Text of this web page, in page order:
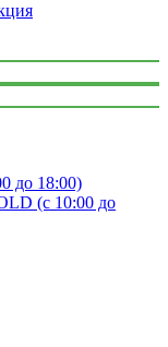
до 18:00)
(с 10:00 до